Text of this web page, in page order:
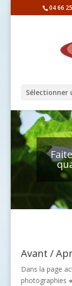
04 66
Sélectionner
Avant /
Dans la page
photographies